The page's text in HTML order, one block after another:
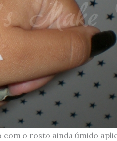
com o rosto ainda úmido